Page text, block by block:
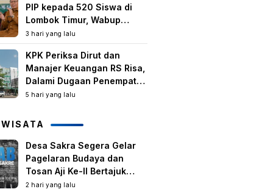
PIP kepada 520 Siswa di
Lombok Timur, Wabup
Tekankan Pentingnya
Pendidikan dan
Pencegahan Perkawinan
Anak
3 hari yang lalu
KPK Periksa Dirut dan
Manajer Keuangan RS Risa,
Dalami Dugaan Penempatan
Dana Rp2,25 Miliar oleh
5 hari yang lalu
Desa Sakra Segera Gelar
Pagelaran Budaya dan
Tosan Aji Ke-II Bertajuk
Samuhita Sakre
2 hari yang lalu